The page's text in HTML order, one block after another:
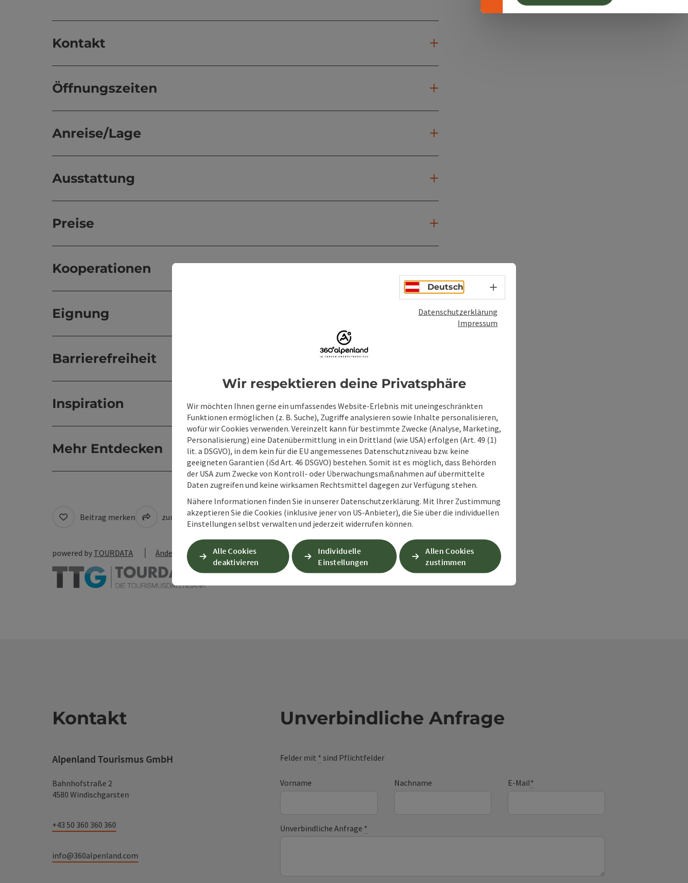
Kontakt
Öffnungszeiten
Anreise/Lage
Ausstattung
Preise
Kooperationen
Eignung
Barrierefreiheit
Inspiration
Mehr Entdecken
Beitrag merken zum Merkzettel PDF erstellen Beitrag drucken In der Nähe
powered by TOURDATA Änderung vorschlagen
Kontakt
Alpenland Tourismus GmbH
Bahnhofstraße 2
4580 Windischgarsten
+43 50 360 360 360
info@360alpenland.com
Unverbindliche Anfrage
Felder mit * sind Pflichtfelder
Vorname Nachname E-Mail*
Unverbindliche Anfrage *
Deutsch Sprachwahl - Menü öffnen
Datenschutzerklärung
Impressum
Wir respektieren deine Privatsphäre
Wir möchten Ihnen gerne ein umfassendes Website-Erlebnis mit uneingeschränkten
Funktionen ermöglichen (z. B. Suche), Zugriffe analysieren sowie Inhalte personalisieren,
wofür wir Cookies verwenden. Vereinzelt kann für bestimmte Zwecke (Analyse, Marketing,
Personalisierung) eine Datenübermittlung in ein Drittland (wie USA) erfolgen (Art. 49 (1)
lit. a DSGVO), in dem kein für die EU angemessenes Datenschutzniveau bzw. keine
geeigneten Garantien (iSd Art. 46 DSGVO) bestehen. Somit ist es möglich, dass Behörden
der USA zum Zwecke von Kontroll- oder Überwachungsmaßnahmen auf übermittelte
Daten zugreifen und keine wirksamen Rechtsmittel dagegen zur Verfügung stehen.
Nähere Informationen finden Sie in unserer Datenschutzerklärung. Mit Ihrer Zustimmung
akzeptieren Sie die Cookies (inklusive jener von US-Anbieter), die Sie über die individuellen
Einstellungen selbst verwalten und jederzeit widerrufen können.
Alle Cookies
deaktivieren
Individuelle
Einstellungen
Allen Cookies
zustimmen